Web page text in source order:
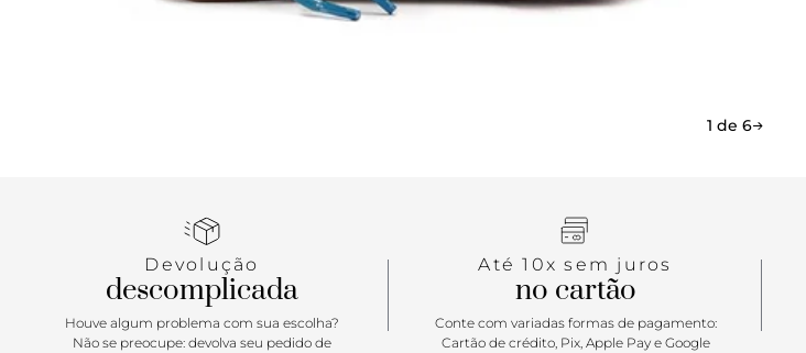
1 de 6
Devolução
descomplicada
Houve algum problema com sua escolha?
Não se preocupe: devolva seu pedido de
Até 10x sem juros
no cartão
Conte com variadas formas de pagamento:
Cartão de crédito, Pix, Apple Pay e Google